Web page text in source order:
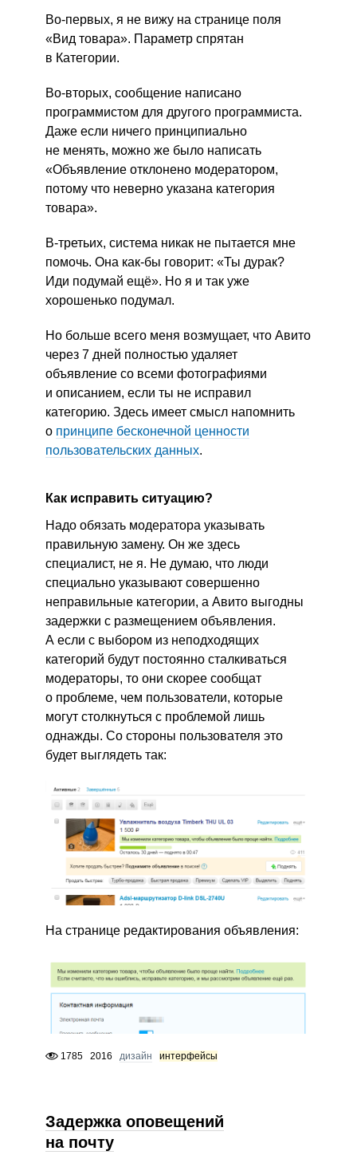
Во-первых, я не вижу на странице поля
«Вид товара». Параметр спрятан
в Категории.
Во-вторых, сообщение написано
программистом для другого программиста.
Даже если ничего принципиально
не менять, можно же было написать
«Объявление отклонено модератором,
потому что неверно указана категория
товара».
В-третьих, система никак не пытается мне
помочь. Она как-бы говорит: «Ты дурак?
Иди подумай ещё». Но я и так уже
хорошенько подумал.
Но больше всего меня возмущает, что Авито
через 7 дней полностью удаляет
объявление со всеми фотографиями
и описанием, если ты не исправил
категорию. Здесь имеет смысл напомнить
о принципе бесконечной ценности
пользовательских данных.
Как исправить ситуацию?
Надо обязать модератора указывать
правильную замену. Он же здесь
специалист, не я. Не думаю, что люди
специально указывают совершенно
неправильные категории, а Авито выгодны
задержки с размещением объявления.
А если с выбором из неподходящих
категорий будут постоянно сталкиваться
модераторы, то они скорее сообщат
о проблеме, чем пользователи, которые
могут столкнуться с проблемой лишь
однажды. Со стороны пользователя это
будет выглядеть так:
На странице редактирования объявления:
1785 2016 дизайн интерфейсы
Задержка оповещений
на почту